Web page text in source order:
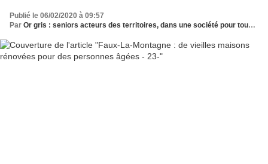
Publié le 06/02/2020 à 09:57
Par Or gris : seniors acteurs des territoires, dans une société pour tous les âges